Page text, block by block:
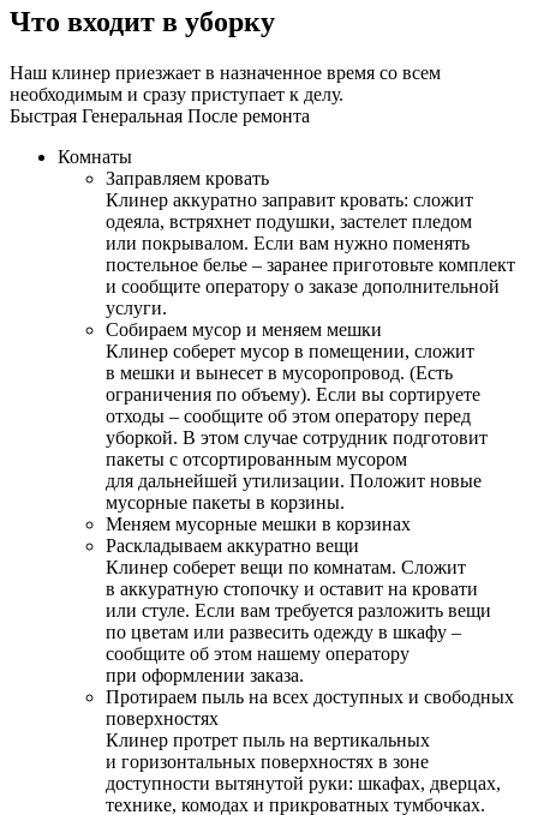
Что входит в уборку
Наш клинер приезжает в назначенное время со всем
необходимым и сразу приступает к делу.
Быстрая Генеральная После ремонта
Комнаты
Заправляем кровать
Клинер аккуратно заправит кровать: сложит
одеяла, встряхнет подушки, застелет пледом
или покрывалом. Если вам нужно поменять
постельное белье – заранее приготовьте комплект
и сообщите оператору о заказе дополнительной
услуги.
Собираем мусор и меняем мешки
Клинер соберет мусор в помещении, сложит
в мешки и вынесет в мусоропровод. (Есть
ограничения по объему). Если вы сортируете
отходы – сообщите об этом оператору перед
уборкой. В этом случае сотрудник подготовит
пакеты с отсортированным мусором
для дальнейшей утилизации. Положит новые
мусорные пакеты в корзины.
Меняем мусорные мешки в корзинах
Раскладываем аккуратно вещи
Клинер соберет вещи по комнатам. Сложит
в аккуратную стопочку и оставит на кровати
или стуле. Если вам требуется разложить вещи
по цветам или развесить одежду в шкафу –
сообщите об этом нашему оператору
при оформлении заказа.
Протираем пыль на всех доступных и свободных
поверхностях
Клинер протрет пыль на вертикальных
и горизонтальных поверхностях в зоне
доступности вытянутой руки: шкафах, дверцах,
технике, комодах и прикроватных тумбочках.